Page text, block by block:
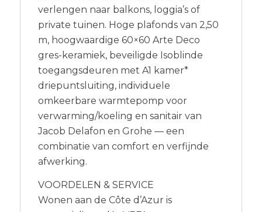
verlengen naar balkons, loggia’s of
private tuinen. Hoge plafonds van 2,50
m, hoogwaardige 60×60 Arte Deco
gres-keramiek, beveiligde Isoblinde
toegangsdeuren met A1 kamer*
driepuntsluiting, individuele
omkeerbare warmtepomp voor
verwarming/koeling en sanitair van
Jacob Delafon en Grohe — een
combinatie van comfort en verfijnde
afwerking.
VOORDELEN & SERVICE
Wonen aan de Côte d’Azur is